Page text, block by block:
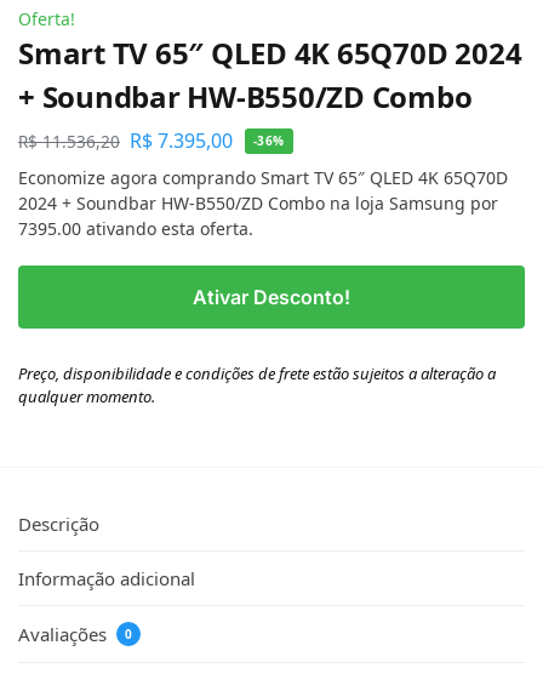
Oferta!
Smart TV 65″ QLED 4K 65Q70D 2024
+ Soundbar HW-B550/ZD Combo
R$11.536,20 R$7.395,00 -36%
Economize agora comprando Smart TV 65″ QLED 4K 65Q70D
2024 + Soundbar HW-B550/ZD Combo na loja Samsung por
7395.00 ativando esta oferta.
Ativar Desconto!
Preço, disponibilidade e condições de frete estão sujeitos a alteração a
qualquer momento.
Descrição
Informação adicional
Avaliações 0